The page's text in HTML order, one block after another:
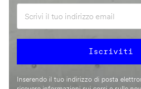
Inserendo il tuo indirizzo di posta